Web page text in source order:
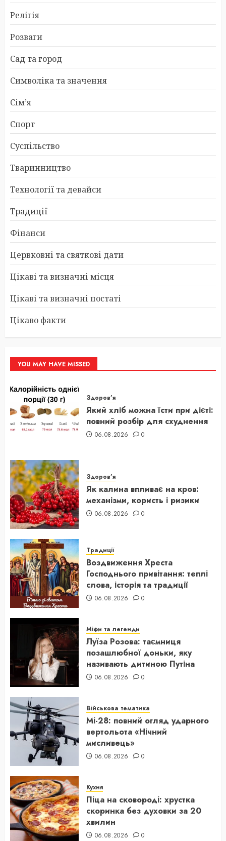
Релігія
Розваги
Сад та город
Символіка та значення
Сім’я
Спорт
Суспільство
Тваринництво
Технології та девайси
Традиції
Фінанси
Цервковні та святкові дати
Цікаві та визначні місця
Цікаві та визначні постаті
Цікаво факти
YOU MAY HAVE MISSED
Здоров’я
Який хліб можна їсти при дієті:
повний розбір для схуднення
06.08.2026 0
Здоров’я
Як калина впливає на кров:
механізми, користь і ризики
06.08.2026 0
Традиції
Воздвиження Хреста
Господнього привітання: теплі
слова, історія та традиції
06.08.2026 0
Міфи та легенди
Луїза Розова: таємниця
позашлюбної доньки, яку
називають дитиною Путіна
06.08.2026 0
Військова тематика
Мі-28: повний огляд ударного
вертольота «Нічний
мисливець»
06.08.2026 0
Кухня
Піца на сковороді: хрустка
скоринка без духовки за 20
хвилин
06.08.2026 0